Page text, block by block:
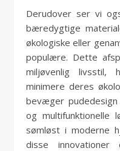
Derudover ser vi
bæredygtige
økologiske eller
populære. Dette
miljøvenlig livsstil,
minimere deres
bevæger
og multifunktionelle
sømløst i moderne
disse